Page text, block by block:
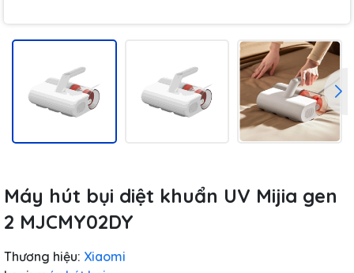
Máy hút bụi diệt khuẩn UV Mijia gen
2 MJCMY02DY
Thương hiệu: Xiaomi